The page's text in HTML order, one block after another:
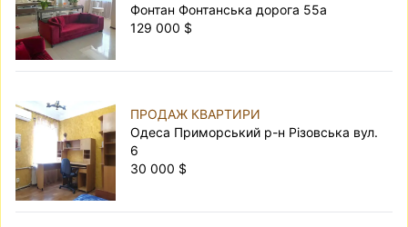
Фонтан Фонтанська дорога 55а
129 000 $
ПРОДАЖ КВАРТИРИ
Одеса Приморський р-н Різовська вул.
6
30 000 $